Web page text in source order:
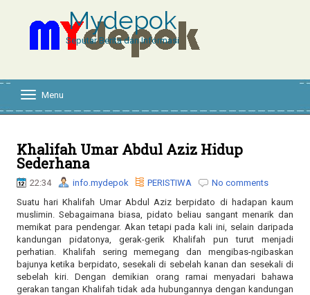
Mydepok
Seputar Berita dan Informasi
l
e
a
i
g
a
t
i
o
n
Menu
Khalifah Umar Abdul Aziz Hidup
Sederhana
22:34 info.mydepok PERISTIWA
No comments
Suatu hari Khalifah Umar Abdul Aziz berpidato di hadapan kaum
muslimin. Sebagaimana biasa, pidato beliau sangant menarik dan
memikat para pendengar. Akan tetapi pada kali ini, selain daripada
kandungan pidatonya, gerak-gerik Khalifah pun turut menjadi
perhatian. Khalifah sering memegang dan mengibas-ngibaskan
bajunya ketika berpidato, sesekali di sebelah kanan dan sesekali di
sebelah kiri. Dengan demikian orang ramai menyadari bahawa
gerakan tangan Khalifah tidak ada hubungannya dengan kandungan